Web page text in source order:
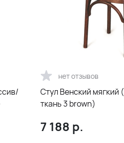
нет отзывов
Стул Венский мягкий
ткань 3 brown)
7 188 р.